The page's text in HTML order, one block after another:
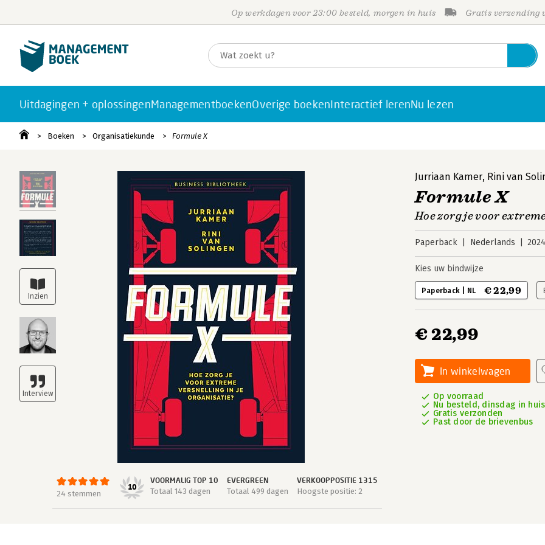
Op werkdagen voor 23:00 besteld, morgen in huis Gratis verzending
Uitdagingen + oplossingenManagementboekenOverige boekenInteractief lerenNu lezen
Boeken Organisatiekunde Formule X
24 stemmen
10
VOORMALIG TOP 10
Totaal 143 dagen
EVERGREEN
Totaal 499 dagen
VERKOOPPOSITIE 1315
Hoogste positie: 2
Jurriaan Kamer, Rini van
Formule X
Hoe zorg je voor
Paperback Nederlands 2024
Kies uw bindwijze
Paperback | NL € 22,99
€ 22,99
In winkelwagen
Op voorraad
Nu besteld, dinsdag in huis
Gratis verzonden
Past door de brievenbus